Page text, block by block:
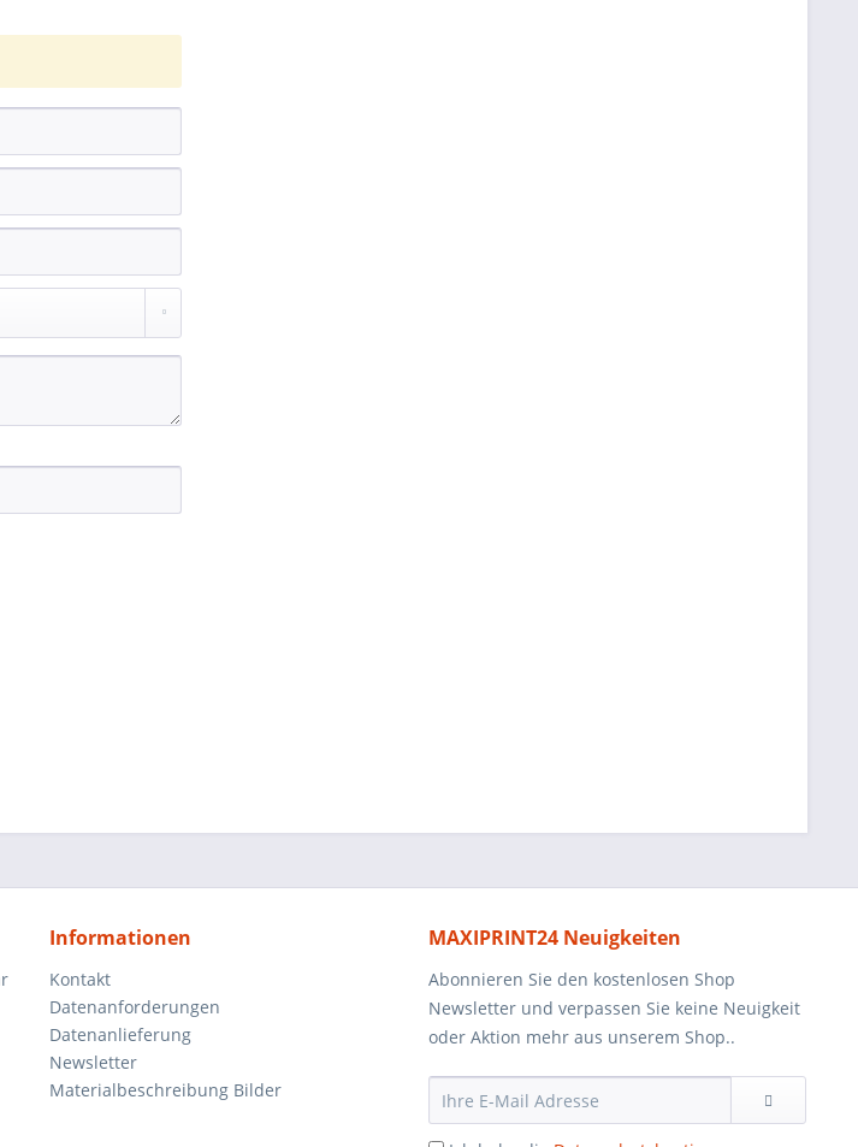
Informationen
Kontakt
Datenanforderungen
Datenanlieferung
Newsletter
Materialbeschreibung Bilder
MAXIPRINT24 Neuigkeiten
Abonnieren Sie den kostenlosen Shop
Newsletter und verpassen Sie keine Neuigkeit
oder Aktion mehr aus unserem Shop..